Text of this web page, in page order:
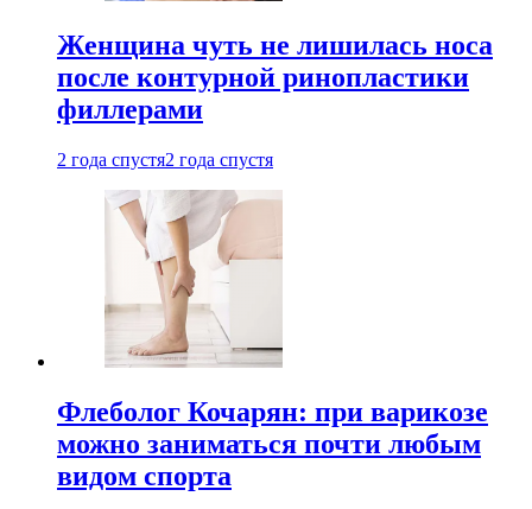
Женщина чуть не лишилась носа
после контурной ринопластики
филлерами
2 года спустя2 года спустя
Флеболог Кочарян: при варикозе
можно заниматься почти любым
видом спорта